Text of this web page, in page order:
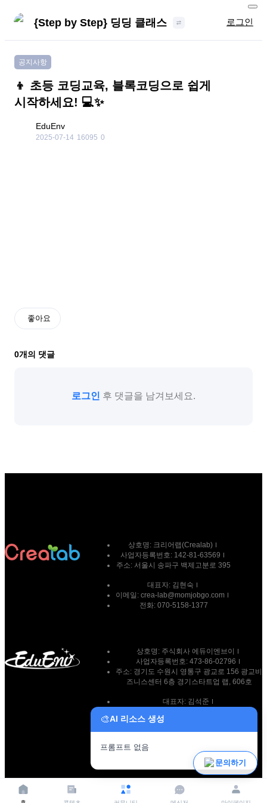
파일 업로드
🎨AI 리소스 생성
프롬프트 없음
{Step by Step} 딩딩 클래스 로그인
공지사항
👦 초등 코딩교육, 블록코딩으로 쉽게
시작하세요! 💻✨
EduEnv
2025-07-14 16095 0
좋아요
0개의 댓글
로그인 후 댓글을 남겨보세요.
상호명: 크리어랩(Crealab)
사업자등록번호: 142-81-63569
주소: 서울시 송파구 백제고분로 395
대표자: 김현숙
이메일: crea-lab@momjobgo.com
전화: 070-5158-1377
상호명: 주식회사 에듀이엔브이
사업자등록번호: 473-86-02796
주소: 경기도 수원시 영통구 광교로 156 광교비
즈니스센터 6층 경기스타트업 랩, 606호
대표자: 김석준
전화: 010-9269-7511
문의하기